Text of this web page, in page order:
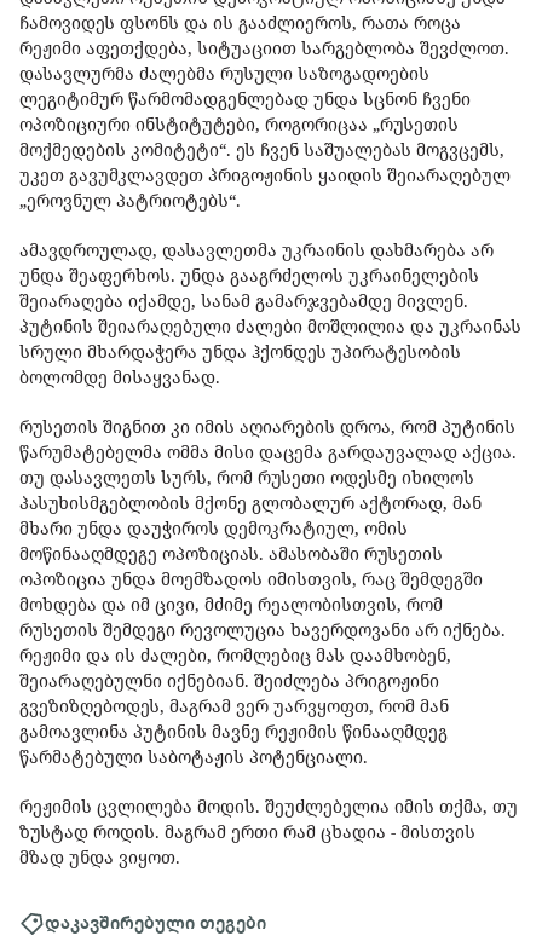
ჩამოვიდეს ფსონს და ის გააძლიეროს, რათა როცა
რეჟიმი აფეთქდება, სიტუაციით სარგებლობა შევძლოთ.
დასავლურმა ძალებმა რუსული საზოგადოების
ლეგიტიმურ წარმომადგენლებად უნდა სცნონ ჩვენი
ოპოზიციური ინსტიტუტები, როგორიცაა „რუსეთის
მოქმედების კომიტეტი“. ეს ჩვენ საშუალებას მოგვცემს,
უკეთ გავუმკლავდეთ პრიგოჟინის ყაიდის შეიარაღებულ
„ეროვნულ პატრიოტებს“.
ამავდროულად, დასავლეთმა უკრაინის დახმარება არ
უნდა შეაფერხოს. უნდა გააგრძელოს უკრაინელების
შეიარაღება იქამდე, სანამ გამარჯვებამდე მივლენ.
პუტინის შეიარაღებული ძალები მოშლილია და უკრაინას
სრული მხარდაჭერა უნდა ჰქონდეს უპირატესობის
ბოლომდე მისაყვანად.
რუსეთის შიგნით კი იმის აღიარების დროა, რომ პუტინის
წარუმატებელმა ომმა მისი დაცემა გარდაუვალად აქცია.
თუ დასავლეთს სურს, რომ რუსეთი ოდესმე იხილოს
პასუხისმგებლობის მქონე გლობალურ აქტორად, მან
მხარი უნდა დაუჭიროს დემოკრატიულ, ომის
მოწინააღმდეგე ოპოზიციას. ამასობაში რუსეთის
ოპოზიცია უნდა მოემზადოს იმისთვის, რაც შემდეგში
მოხდება და იმ ცივი, მძიმე რეალობისთვის, რომ
რუსეთის შემდეგი რევოლუცია ხავერდოვანი არ იქნება.
რეჟიმი და ის ძალები, რომლებიც მას დაამხობენ,
შეიარაღებულნი იქნებიან. შეიძლება პრიგოჟინი
გვეზიზღებოდეს, მაგრამ ვერ უარვყოფთ, რომ მან
გამოავლინა პუტინის მავნე რეჟიმის წინააღმდეგ
წარმატებული საბოტაჟის პოტენციალი.
რეჟიმის ცვლილება მოდის. შეუძლებელია იმის თქმა, თუ
ზუსტად როდის. მაგრამ ერთი რამ ცხადია - მისთვის
მზად უნდა ვიყოთ.
დაკავშირებული თეგები